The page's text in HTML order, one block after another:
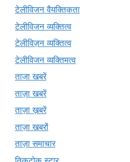
टेलीविजन वैयक्तिकता
टेलीविजन व्यक्तित्व
टेलीविज़न व्यक्तित्व
टेलीविजन व्यक्तिमत्व
ताजा खबरें
ताज़ा खबरें
ताज़ा ख़बरें
ताज़ा खबरों
ताज़ा समाचार